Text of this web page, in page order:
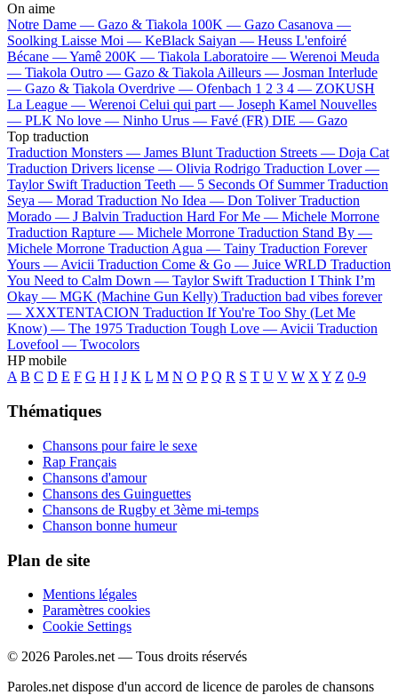
On aime
Notre Dame — Gazo & Tiakola 100K — Gazo Casanova —
Soolking Laisse Moi — KeBlack Saiyan — Heuss L'enfoiré
Bécane —Yamê 200K — Tiakola Laboratoire — Werenoi Meuda
— Tiakola Outro — Gazo & TiakolaAilleurs — Josman Interlude
— Gazo & Tiakola Overdrive — Ofenbach 1 2 3 4 — ZOKUSH
La League — Werenoi Celui qui part — Joseph Kamel Nouvelles
— PLK No love — Ninho Urus — Favé (FR) DIE — Gazo
Top traduction
Traduction Monsters — James Blunt Traduction Streets — Doja Cat
Traduction Drivers license — Olivia Rodrigo Traduction Lover —
Taylor Swift Traduction Teeth — 5 Seconds Of Summer Traduction
Seya — Morad Traduction No Idea — Don Toliver Traduction
Morado — J Balvin Traduction Hard For Me — Michele Morrone
Traduction Rapture — Michele Morrone Traduction Stand By —
Michele Morrone Traduction Agua — Tainy Traduction Forever
Yours —Avicii Traduction Come & Go — Juice WRLD Traduction
You Need to Calm Down — Taylor Swift Traduction I Think I’m
Okay — MGK (Machine Gun Kelly) Traduction bad vibes forever
— XXXTENTACION Traduction If You're Too Shy (Let Me
Know) — The 1975 Traduction Tough Love —Avicii Traduction
Lovefool — Twocolors
HP mobile
A B C D E F G H I J K L M N O P Q R S T U V W XY Z 0-9
Thématiques
Chansons pour faire le sexe
Rap Français
Chansons d'amour
Chansons des Guinguettes
Chansons de Rugby et 3ème mi-temps
Chanson bonne humeur
Plan de site
Mentions légales
Paramètres cookies
Cookie Settings
© 2026 Paroles.net — Tous droits réservés
Paroles.net dispose d'un accord de licence de paroles de chansons